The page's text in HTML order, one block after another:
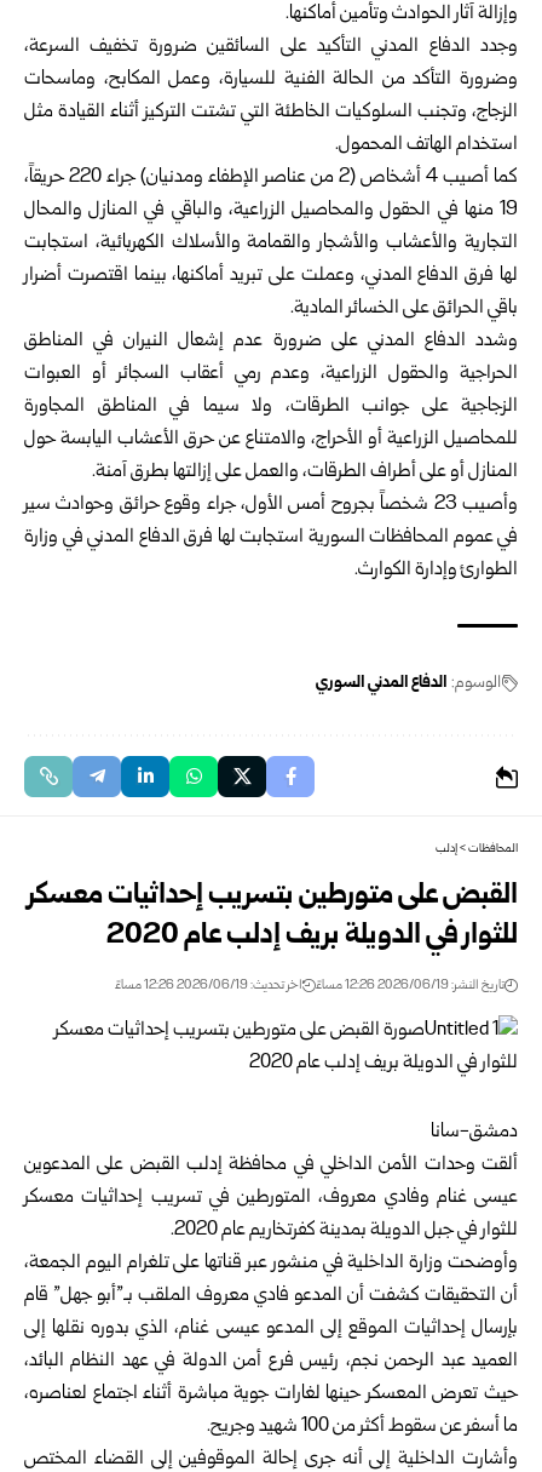
وإزالة آثار الحوادث وتأمين أماكنها.‏
وجدد الدفاع المدني التأكيد على السائقين ضرورة تخفيف السرعة،
وضرورة التأكد من ‏الحالة الفنية للسيارة، وعمل المكابح، وماسحات
الزجاج، وتجنب السلوكيات الخاطئة التي ‏تشتت التركيز أثناء القيادة مثل
استخدام الهاتف المحمول.‏
كما أصيب 4 أشخاص (2 من عناصر الإطفاء ومدنيان) جراء 220 حريقاً،
19 منها ‏في الحقول والمحاصيل الزراعية، والباقي في المنازل والمحال
التجارية والأعشاب ‏والأشجار والقمامة والأسلاك الكهربائية، استجابت
لها فرق الدفاع المدني، وعملت على ‏تبريد أماكنها، بينما اقتصرت أضرار
باقي الحرائق على الخسائر المادية.‏
وشدد الدفاع المدني على ضرورة عدم إشعال النيران في المناطق
الحراجية والحقول ‏الزراعية، وعدم رمي أعقاب السجائر أو العبوات
الزجاجية على جوانب الطرقات، ولا ‏سيما في المناطق المجاورة
للمحاصيل الزراعية أو الأحراج، والامتناع عن حرق ‏الأعشاب اليابسة حول
المنازل أو على أطراف الطرقات، والعمل على إزالتها بطرق ‏آمنة.‏
وأصيب 23 شخصاً بجروح أمس الأول، جراء وقوع حرائق وحوادث سير
في عموم ‏المحافظات السورية استجابت لها فرق الدفاع المدني في وزارة
الطوارئ وإدارة ‏الكوارث.‏
الوسوم: الدفاع المدني السوري
المحافظات>إدلب
القبض على متورطين بتسريب إحداثيات معسكر
للثوار في الدويلة بريف إدلب عام ‌‏2020‏
تاريخ النشر: 2026/06/19 12:26 مساءً اخر تحديث: 2026/06/19 12:26 مساءً
دمشق-سانا‏
ألقت وحدات الأمن الداخلي في محافظة إدلب القبض على المدعوين
عيسى غنام وفادي ‏معروف، المتورطين في تسريب إحداثيات معسكر
للثوار في جبل الدويلة بمدينة ‏كفرتخاريم عام 2020.‏
وأوضحت وزارة الداخليةفي منشور عبر قناتها على تلغرام اليوم الجمعة،
أن التحقيقات ‏كشفت أن المدعو فادي معروف الملقب بـ”أبو جهل” قام
بإرسال إحداثيات الموقع إلى ‏المدعو عيسى غنام، الذي بدوره نقلها إلى
العميد عبد الرحمن نجم، رئيس فرع أمن الدولة ‏في عهد النظام البائد،
حيث تعرض المعسكر حينها لغارات جوية مباشرة أثناء اجتماع ‏لعناصره،
ما أسفر عن سقوط أكثر من 100 شهيد وجريح.‏
وأشارت الداخلية إلى أنه جرى إحالة الموقوفين إلى القضاء المختص